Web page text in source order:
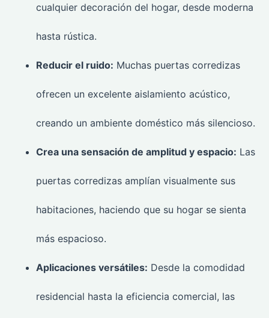
cualquier decoración del hogar, desde moderna
hasta rústica.
Reducir el ruido: Muchas puertas corredizas
ofrecen un excelente aislamiento acústico,
creando un ambiente doméstico más silencioso.
Crea una sensación de amplitud y espacio: Las
puertas corredizas amplían visualmente sus
habitaciones, haciendo que su hogar se sienta
más espacioso.
Aplicaciones versátiles: Desde la comodidad
residencial hasta la eficiencia comercial, las